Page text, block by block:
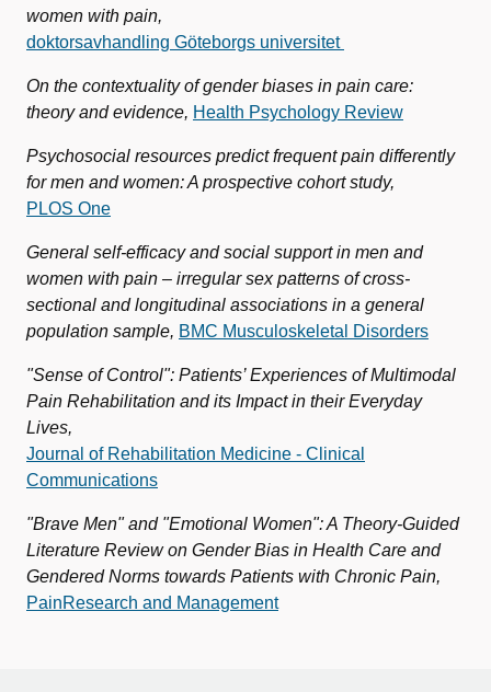
women with pain,
doktorsavhandling Göteborgs universitet
On the contextuality of gender biases in pain care:
theory and evidence, Health Psychology Review
Psychosocial resources predict frequent pain differently
for men and women: A prospective cohort study,
PLOS One
General self-efficacy and social support in men and
women with pain – irregular sex patterns of cross-
sectional and longitudinal associations in a general
population sample, BMC Musculoskeletal Disorders
"Sense of Control": Patients’ Experiences of Multimodal
Pain Rehabilitation and its Impact in their Everyday
Lives,
Journal of Rehabilitation Medicine - Clinical
Communications
"Brave Men" and "Emotional Women": A Theory-Guided
Literature Review on Gender Bias in Health Care and
Gendered Norms towards Patients with Chronic Pain,
PainResearch and Management